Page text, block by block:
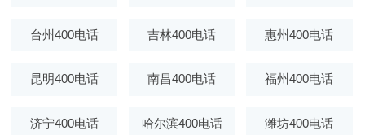
台州400电话 吉林400电话 惠州400电话
昆明400电话 南昌400电话 福州400电话
济宁400电话 哈尔滨400电话 潍坊400电话